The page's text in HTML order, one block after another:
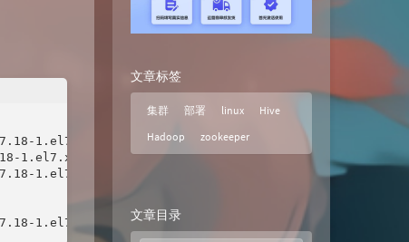
1.el7.x86_64.rpm
1.el7.x86_64.rpm
1.el7.x86_64.rpm
1.el7.x86_64.rpm
文章标签
集群 部署 linux
Hive
Hadoop
zookeeper
文章目录